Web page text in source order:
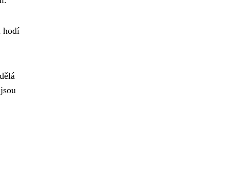
hodí